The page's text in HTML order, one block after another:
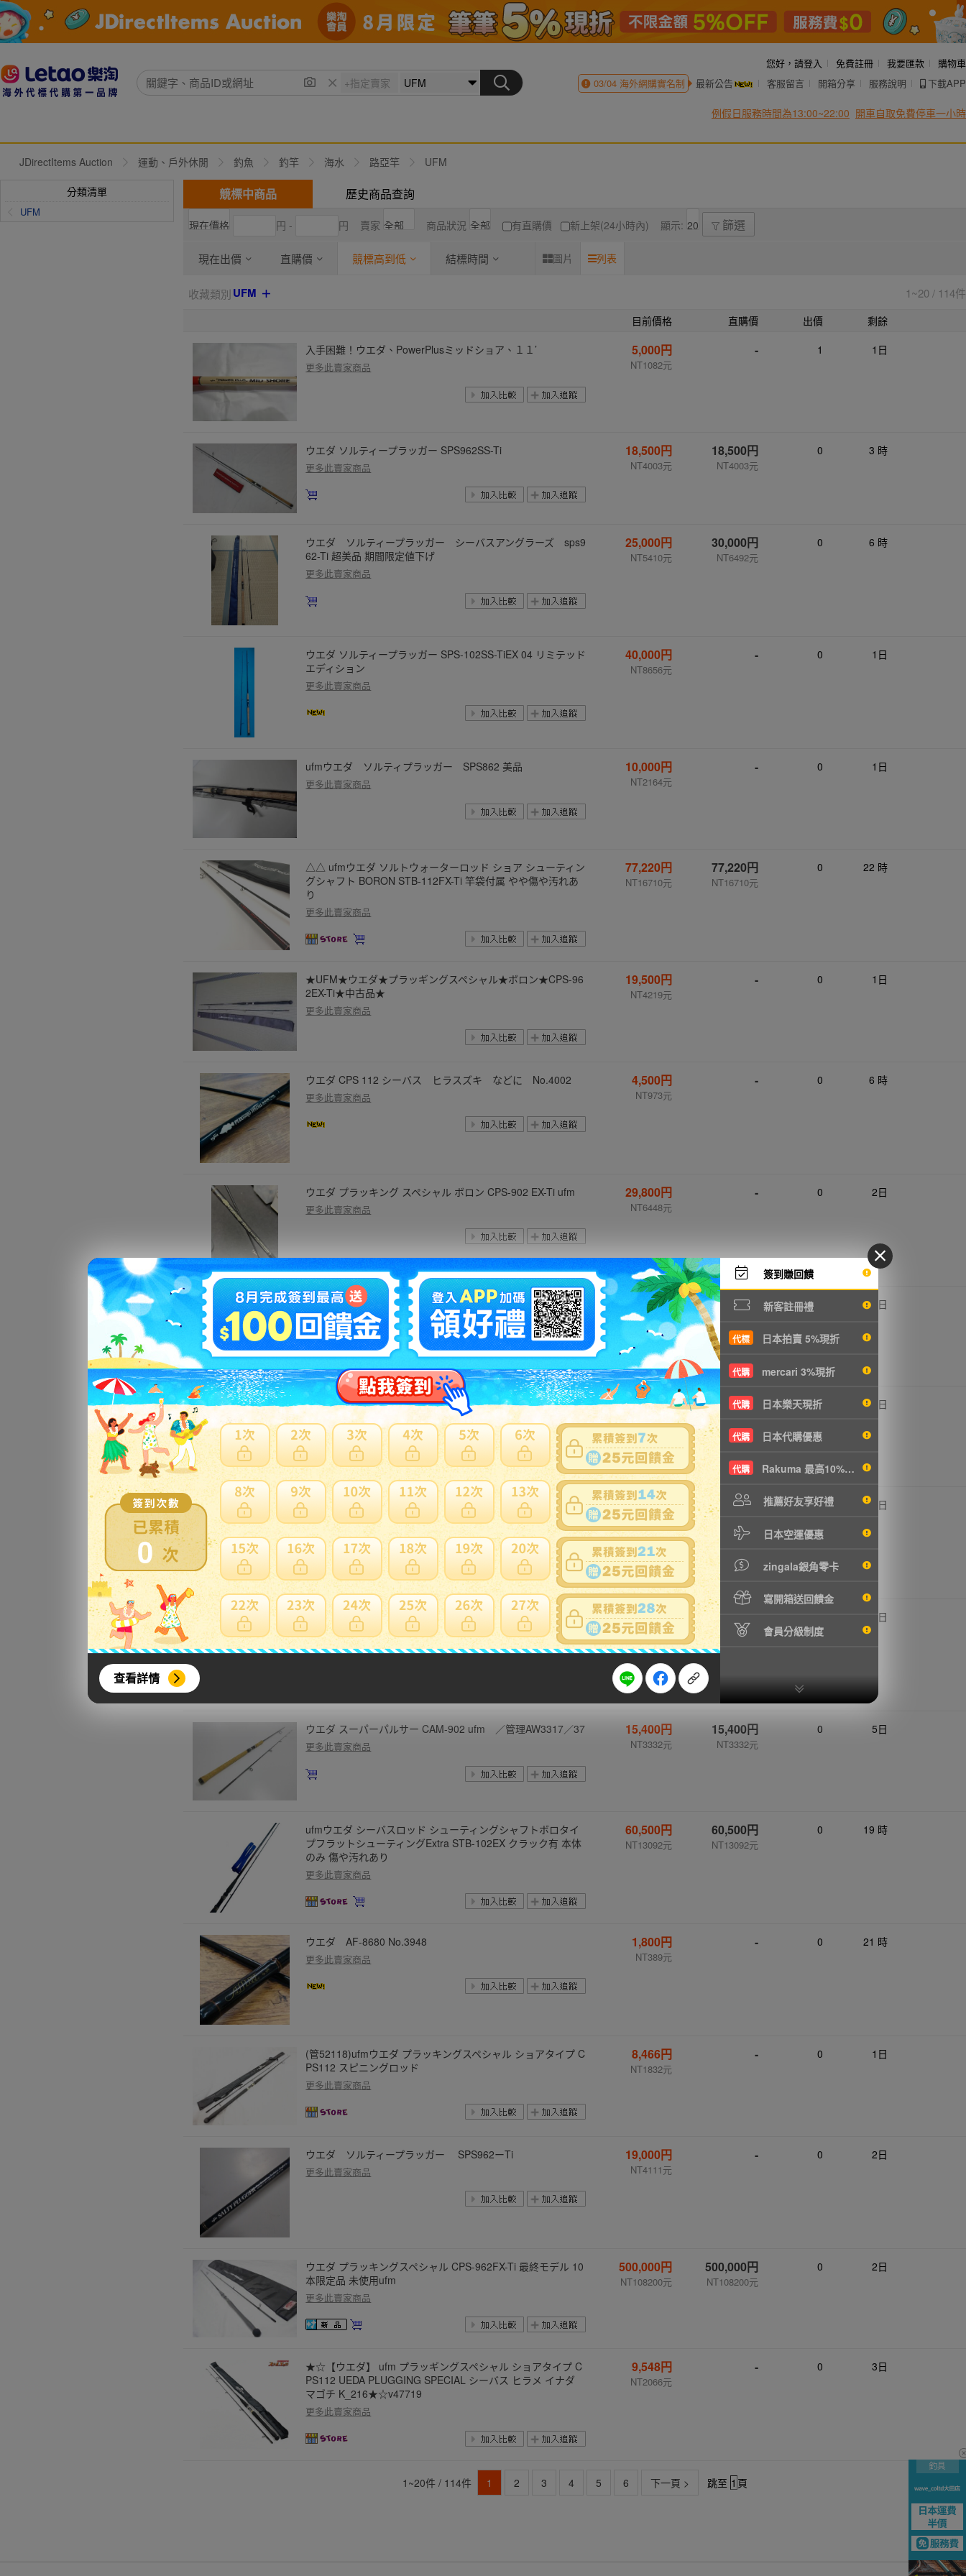
0
查看詳情
簽到賺回饋
新客註冊禮
代標 日本拍賣 5%現折
代購 mercari 3%現折
代購 日本樂天現折
代購 日本代購優惠
代購 Rakuma 最高10%現折
推薦好友享好禮
日本空運優惠
zingala銀角零卡
寫開箱送回饋金
會員分級制度
您好， 請登入 免費註冊 我要匯款
購物車
03/04海外網購實名制 最新公告 客服留言 開箱分享 服務說明 下載APP
例假日服務時間為13:00~22:00 開車自取免費停車一小時
JDirectItems Auction 運動、戶外休閒 釣魚 釣竿 海水 路亞竿 UFM
分類清單
UFM
競標中商品 歷史商品查詢
円 - 円 賣家 商品狀況 有直購價 新上架(24小時內) 顯示: 篩選
現在出價 直購價 競標高到低 結標時間 圖片 列表
收藏類別UFM 1~20 / 114件
目前價格 直購價 出價
剩餘
入手困難！ウエダ、PowerPlusミッドショア、１１’
更多此賣家商品
5,000円
NT1082元
- 1 1日
ウエダ ソルティープラッガー SPS962SS-Ti
更多此賣家商品
18,500円
NT4003元
18,500円
NT4003元
0 3 時
ウエダ ソルティープラッガー シーバスアングラーズ sps9
62-Ti 超美品 期間限定値下げ
更多此賣家商品
25,000円
NT5410元
30,000円
NT6492元
0 6 時
ウエダ ソルティープラッガー SPS-102SS-TiEX 04 リミテッド
エディション
更多此賣家商品
40,000円
NT8656元
- 0 1日
ufmウエダ ソルティプラッガー SPS862 美品
更多此賣家商品
10,000円
NT2164元
- 0 1日
△△ ufmウエダ ソルトウォーターロッド ショア シューティン
グシャフト BORON STB-112FX-Ti 竿袋付属 やや傷や汚れあ
り
更多此賣家商品
77,220円
NT16710元
77,220円
NT16710元
0 22 時
★UFM★ウエダ★プラッギングスペシャル★ボロン★CPS-96
2EX-Ti★中古品★
更多此賣家商品
19,500円
NT4219元
- 0 1日
ウエダ CPS 112 シーバス ヒラスズキ などに No.4002
更多此賣家商品
4,500円
NT973元
- 0 6 時
ウエダ プラッキング スペシャル ボロン CPS-902 EX-Ti ufm
更多此賣家商品
29,800円
NT6448元
- 0 2日
(No2) ウエダ シューティング シャフト ボロン STB-102EX-Ti
中古美品 ufm shooting shaft boron
更多此賣家商品
250,000円
NT54100元
250,000円
NT54100元
3日
ウエダ プラッキングスペシャル ショアタイプ CPS112 ベイト
未使用 〇 ／管理AW2800／37
更多此賣家商品
58,000円 58,000円
NT12551元
0 4日
【希少♪】ufmウエダ ソルティープラッガーボロン 98リミテ
ッド SPS962EX シーバス
更多此賣家商品
30,000円
NT6492元
30,000円
NT6492元
0 6日
★☆【ウエダ】 スーパーパルサー CAM-112 ufm UEDA SUPE
R PULSER シーバス ヒラメ マゴチ K_215★☆v47827
更多此賣家商品
16,478円
NT3565元
3日
ウエダ スーパーパルサー CAM-902 ufm ／管理AW3317／37
更多此賣家商品
15,400円
NT3332元
15,400円
NT3332元
0 5日
ufmウエダ シーバスロッド シューティングシャフトボロタイ
プフラットシューティングExtra STB-102EX クラック有 本体
のみ 傷や汚れあり
更多此賣家商品
60,500円
NT13092元
60,500円
NT13092元
0 19 時
ウエダ AF-8680 No.3948
更多此賣家商品
1,800円
NT389元
- 0 21 時
(管52118)ufmウエダ プラッキングスペシャル ショアタイプ C
PS112 スピニングロッド
更多此賣家商品
8,466円
NT1832元
- 0 1日
ウエダ ソルティープラッガー SPS962ーTi
更多此賣家商品
19,000円
NT4111元
- 0 2日
ウエダ プラッキングスペシャル CPS-962FX-Ti 最終モデル 10
本限定品 未使用ufm
更多此賣家商品
500,000円
NT108200元
500,000円
NT108200元
0 2日
★☆【ウエダ】 ufm プラッギングスペシャル ショアタイプ C
PS112 UEDA PLUGGING SPECIAL シーバス ヒラメ イナダ
マゴチ K_216★☆v47719
更多此賣家商品
9,548円
NT2066元
- 0 3日
1~20件 / 114件 1 2 3 4 5 6 下一頁 > 跳至 頁